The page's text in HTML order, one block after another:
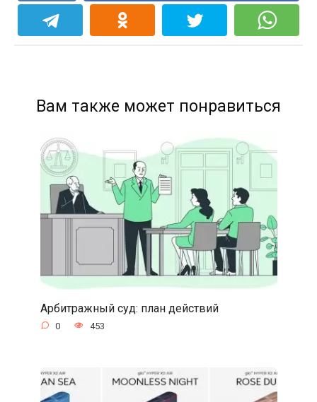
Вам также может понравиться
Арбитражный суд: план действий
0 453